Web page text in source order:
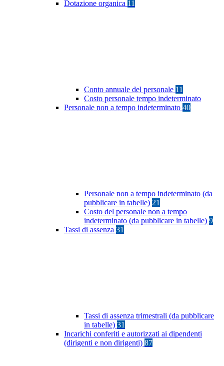
Dotazione organica 11
Conto annuale del personale 11
Costo personale tempo indeterminato
Personale non a tempo indeterminato 40
Personale non a tempo indeterminato (da
pubblicare in tabelle) 21
Costo del personale non a tempo
indeterminato (da pubblicare in tabelle) 9
Tassi di assenza 31
Tassi di assenza trimestrali (da pubblicare
in tabelle) 31
Incarichi conferiti e autorizzati ai dipendenti
(dirigenti e non dirigenti) 87